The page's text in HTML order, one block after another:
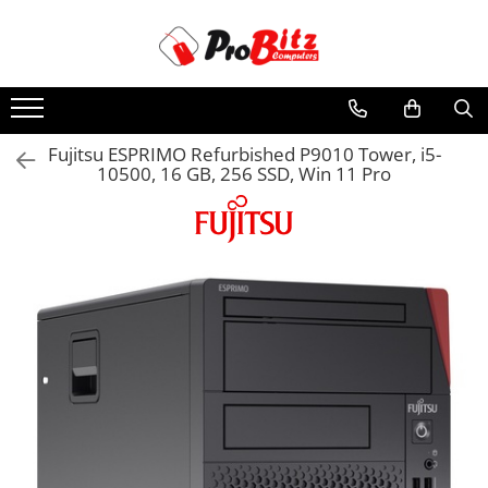
Laptopuri si accesorii
Laptopuri
Laptopuri Noi
Componente NOI Laptop
Memorii laptop
Baterii laptop
Componente REFURBISHED Laptop
Fujitsu ESPRIMO Refurbished P9010 Tower, i5-
10500, 16 GB, 256 SSD, Win 11 Pro